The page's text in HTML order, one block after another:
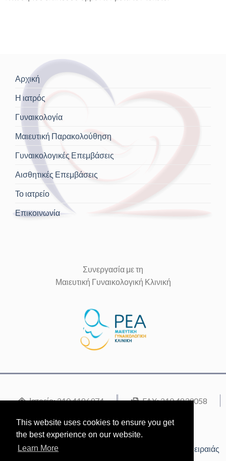
This website uses cookies to ensure you get
the best experience on our website.
Learn More
Αρχική
Η ιατρός
Γυναικολογία
Μαιευτική Παρακολούθηση
Γυναικολογικές Επεμβάσεις
Αισθητικές Επεμβάσεις
Το ιατρείο
Επικοινωνία
Συνεργασία με τη
Μαιευτική Γυναικολογική Κλινική
Ιατρείο: 210 4186974
FAX: 210 4839058
Μαιευτήριο ΡΕΑ: 210 9495000
Διεύθυνση: Ηρώων Πολυτεχνείου 69-71, 18536, Πειραιάς